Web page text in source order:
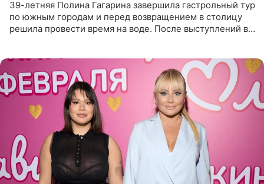
39-летняя Полина Гагарина завершила гастрольный тур
по южным городам и перед возвращением в столицу
решила провести время на воде. После выступлений в